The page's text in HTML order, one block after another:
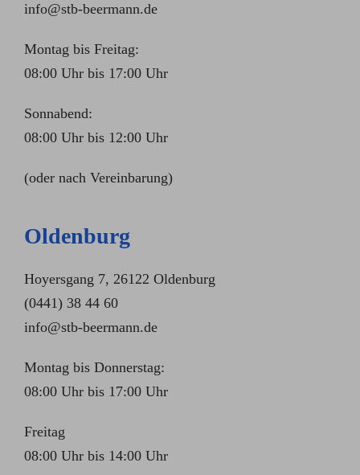
info@stb-beermann.de
Montag bis Freitag:
08:00 Uhr bis 17:00 Uhr
Sonnabend:
08:00 Uhr bis 12:00 Uhr
(oder nach Vereinbarung)
Oldenburg
Hoyersgang 7, 26122 Oldenburg
(0441) 38 44 60
info@stb-beermann.de
Montag bis Donnerstag:
08:00 Uhr bis 17:00 Uhr
Freitag
08:00 Uhr bis 14:00 Uhr